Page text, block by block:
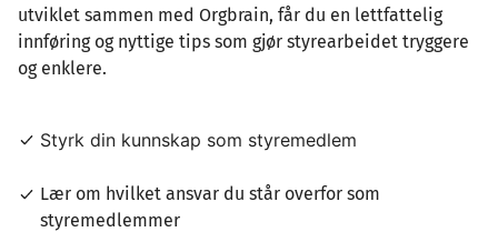
utviklet sammen med Orgbrain, får du en lettfattelig
innføring og nyttige tips som gjør styrearbeidet tryggere
og enklere.
Styrk din kunnskap som styremedlem
Lær om hvilket ansvar du står overfor som
styremedlemmer